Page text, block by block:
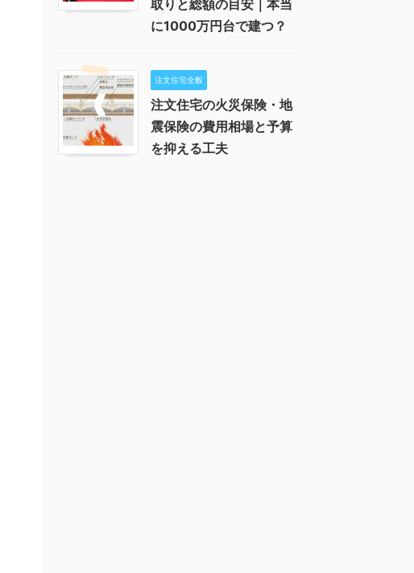
取りと総額の目安｜本当
に1000万円台で建つ？
注文住宅全般
注文住宅の火災保険・地
震保険の費用相場と予算
を抑える工夫